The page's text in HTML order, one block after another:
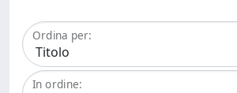
Ordina per:
In ordine: